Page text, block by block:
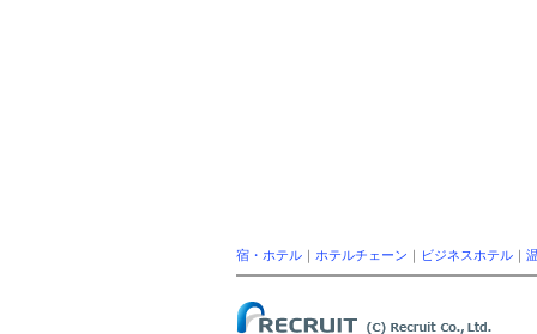
宿・ホテル ホテルチェーン ビジネスホテル